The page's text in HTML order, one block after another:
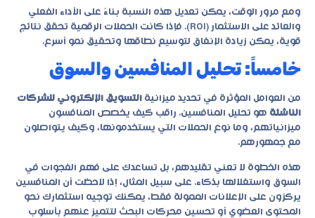
ومع مرور الوقت، يمكن تعديل هذه النسبة بناءً على الأداء الفعلي
والعائد على الاستثمار (ROI). فإذا كانت الحملات الرقمية تحقق نتائج
قوية، يمكن زيادة الإنفاق لتوسيع نطاقها وتحقيق نمو أسرع.
خامساً: تحليل المنافسين والسوق
من العوامل المؤثرة في تحديد ميزانية التسويق الإلكتروني للشركات
الناشئة هو تحليل المنافسين. راقب كيف يخصص المنافسون
ميزانياتهم، وما نوع الحملات التي يستخدمونها، وكيف يتواصلون
مع جمهورهم.
هذه الخطوة لا تعني تقليدهم، بل تساعدك على فهم الفجوات في
السوق واستغلالها بذكاء. على سبيل المثال، إذا لاحظت أن المنافسين
يركزون على الإعلانات الممولة فقط، يمكنك توجيه استثمارك نحو
المحتوى العضوي أو تحسين محركات البحث لتتميز عنهم بأسلوب